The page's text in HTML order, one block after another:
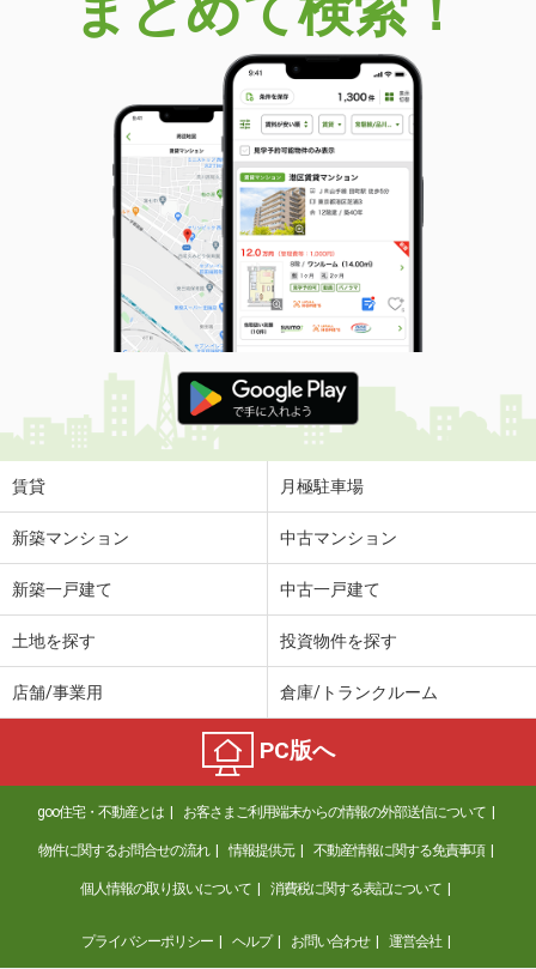
賃貸 月極駐車場
新築マンション 中古マンション
新築一戸建て 中古一戸建て
土地を探す 投資物件を探す
店舗/事業用 倉庫/トランクルーム
PC版へ
goo住宅・不動産とは お客さまご利用端末からの情報の外部送信について
物件に関するお問合せの流れ 情報提供元 不動産情報に関する免責事項
個人情報の取り扱いについて 消費税に関する表記について
プライバシーポリシー ヘルプ お問い合わせ 運営会社